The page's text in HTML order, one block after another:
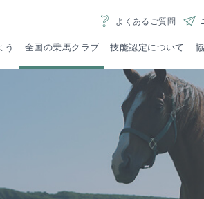
う
なかよく、
全国の乗馬クラブ 技能認定について
ポニーラ
大学
ご案
よくあるご質問